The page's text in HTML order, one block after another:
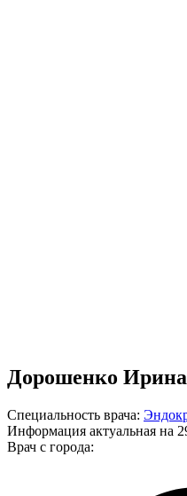
Дорошенко
Специальность врача:
Информация актуальная на
Врач с города: